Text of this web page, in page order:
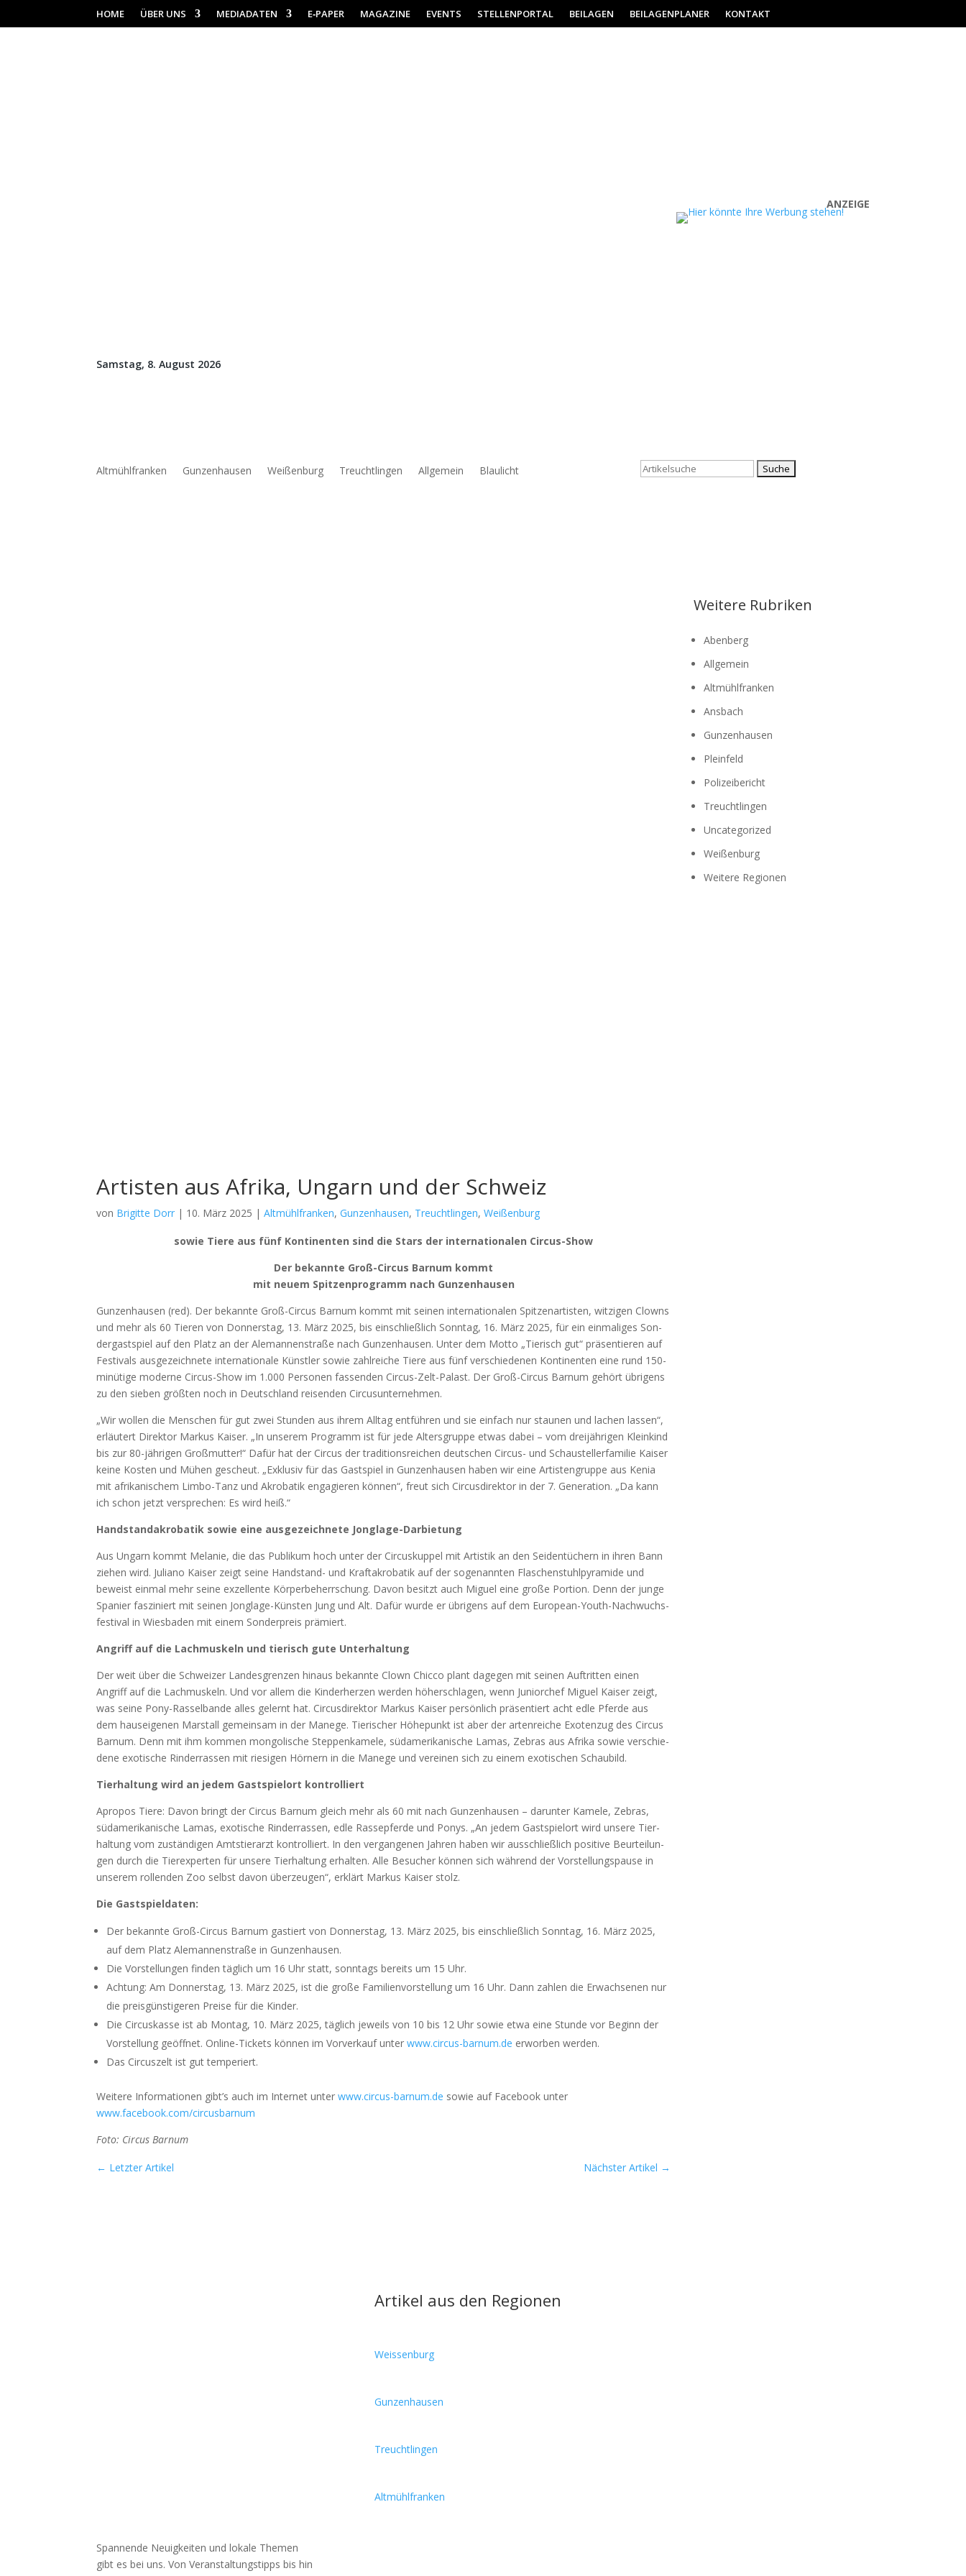
HOME ÜBER UNS MEDIADATEN E‑PAPER MAGAZINE EVENTS STELLENPORTAL BEILAGEN BEILAGENPLANER KONTAKT
Samstag, 8. August 2026
ANZEIGE
Altmühlfranken Gunzenhausen Weißenburg Treuchtlingen Allgemein Blaulicht
Suchen
Artisten aus Afrika, Ungarn und der Schweiz
von Brigitte Dorr | 10. März 2025 |Altmühlfranken,Gunzenhausen, Treuchtlingen,Weißenburg
sowie Tie­re aus fünf Kon­ti­nen­ten sind die Stars der inter­na­tio­na­len Cir­cus-Show
Der bekann­te Groß-Cir­cus Bar­num kommt
mit neu­em Spit­zen­pro­gramm nach Gun­zen­hau­sen
Gun­zen­hau­sen (red). Der bekann­te Groß-Cir­cus Bar­num kommt mit sei­nen inter­na­tio­na­len Spit­zen­ar­tis­ten, wit­zi­gen Clowns
und mehr als 60 Tie­ren von Don­ners­tag, 13. März 2025, bis ein­schließ­lich Sonn­tag, 16. März 2025, für ein ein­ma­li­ges Son­
der­gast­spiel auf den Platz an der Ale­man­nen­stra­ße nach Gun­zen­hau­sen. Unter dem Mot­to „Tie­risch gut“ prä­sen­tie­ren auf
Fes­ti­vals aus­ge­zeich­ne­te inter­na­tio­na­le Künst­ler sowie zahl­rei­che Tie­re aus fünf ver­schie­de­nen Kon­ti­nen­ten eine rund 150-
minü­ti­ge moder­ne Cir­cus-Show im 1.000 Per­so­nen fas­sen­den Cir­cus-Zelt-Palast. Der Groß-Cir­cus Bar­num gehört übri­gens
zu den sie­ben größ­ten noch in Deutsch­land rei­sen­den Cir­cus­un­ter­neh­men.
„Wir wol­len die Men­schen für gut zwei Stun­den aus ihrem All­tag ent­füh­ren und sie ein­fach nur stau­nen und lachen las­sen“,
erläu­tert Direk­tor Mar­kus Kai­ser. „In unse­rem Pro­gramm ist für jede Alters­grup­pe etwas dabei – vom drei­jäh­ri­gen Klein­kind
bis zur 80-jäh­ri­gen Groß­mutter!“ Dafür hat der Cir­cus der tra­di­ti­ons­rei­chen deut­schen Cir­cus- und Schau­stel­ler­fa­mi­lie Kai­ser
kei­ne Kos­ten und Mühen gescheut. „Exklu­siv für das Gast­spiel in Gun­zen­hau­sen haben wir eine Artis­ten­grup­pe aus Kenia
mit afri­ka­ni­schem Lim­bo-Tanz und Akro­ba­tik enga­gie­ren kön­nen“, freut sich Cir­cus­di­rek­tor in der 7. Gene­ra­ti­on. „Da kann
ich schon jetzt ver­spre­chen: Es wird heiß.“
Hand­stand­akro­ba­tik sowie eine aus­ge­zeich­ne­te Jon­gla­ge-Dar­bie­tung
Aus Ungarn kommt Mela­nie, die das Publi­kum hoch unter der Cir­cus­kup­pel mit Artis­tik an den Sei­den­tü­chern in ihren Bann
zie­hen wird. Julia­no Kai­ser zeigt sei­ne Hand­stand- und Kraft­akro­ba­tik auf der soge­nann­ten Fla­schen­stuhl­py­ra­mi­de und
beweist ein­mal mehr sei­ne exzel­len­te Kör­per­be­herr­schung. Davon besitzt auch Miguel eine gro­ße Por­ti­on. Denn der jun­ge
Spa­ni­er fas­zi­niert mit sei­nen Jon­gla­ge-Küns­ten Jung und Alt. Dafür wur­de er übri­gens auf dem Euro­pean-Youth-Nach­wuchs­
fes­ti­val in Wies­ba­den mit einem Son­der­preis prä­miert.
Angriff auf die Lach­mus­keln und tie­risch gute Unter­hal­tung
Der weit über die Schwei­zer Lan­des­gren­zen hin­aus bekann­te Clown Chic­co plant dage­gen mit sei­nen Auf­trit­ten einen
Angriff auf die Lach­mus­keln. Und vor allem die Kin­der­her­zen wer­den höher­schla­gen, wenn Juni­or­chef Miguel Kai­ser zeigt,
was sei­ne Pony-Ras­sel­ban­de alles gelernt hat. Cir­cus­di­rek­tor Mar­kus Kai­ser per­sön­lich prä­sen­tiert acht edle Pfer­de aus
dem haus­ei­ge­nen Mar­stall gemein­sam in der Mane­ge. Tie­ri­scher Höhe­punkt ist aber der arten­rei­che Exo­ten­zug des Cir­cus
Bar­num. Denn mit ihm kom­men mon­go­li­sche Step­pen­ka­me­le, süd­ame­ri­ka­ni­sche Lamas, Zebras aus Afri­ka sowie ver­schie­
de­ne exo­ti­sche Rin­der­ras­sen mit rie­si­gen Hör­nern in die Mane­ge und ver­ei­nen sich zu einem exo­ti­schen Schau­bild.
Tier­hal­tung wird an jedem Gast­spiel­ort kon­trol­liert
Apro­pos Tie­re: Davon bringt der Cir­cus Bar­num gleich mehr als 60 mit nach Gun­zen­hau­sen – dar­un­ter Kame­le, Zebras,
süd­ame­ri­ka­ni­sche Lamas, exo­ti­sche Rin­der­ras­sen, edle Ras­se­pfer­de und Ponys. „An jedem Gast­spiel­ort wird unse­re Tier­
hal­tung vom zustän­di­gen Amts­tier­arzt kon­trol­liert. In den ver­gan­ge­nen Jah­ren haben wir aus­schließ­lich posi­ti­ve Beur­tei­lun­
gen durch die Tier­ex­per­ten für unse­re Tier­hal­tung erhal­ten. Alle Besu­cher kön­nen sich wäh­rend der Vor­stel­lungs­pau­se in
unse­rem rol­len­den Zoo selbst davon über­zeu­gen“, erklärt Mar­kus Kai­ser stolz.
Die Gast­spiel­da­ten:
Der bekann­te Groß-Cir­cus Bar­num gas­tiert von Don­ners­tag, 13. März 2025, bis ein­schließ­lich Sonn­tag, 16. März 2025,
auf dem Platz Ale­man­nen­stra­ße in Gun­zen­hau­sen.
Die Vor­stel­lun­gen fin­den täg­lich um 16 Uhr statt, sonn­tags bereits um 15 Uhr.
Ach­tung: Am Don­ners­tag, 13. März 2025, ist die gro­ße Fami­li­en­vor­stel­lung um 16 Uhr. Dann zah­len die Erwach­se­nen nur
die preis­güns­ti­ge­ren Prei­se für die Kin­der.
Die Cir­cus­kas­se ist ab Mon­tag, 10. März 2025, täg­lich jeweils von 10 bis 12 Uhr sowie etwa eine Stun­de vor Beginn der
Vor­stel­lung geöff­net. Online-Tickets kön­nen im Vor­ver­kauf unterwww.circus-barnum.de erwor­ben wer­den.
Das Cir­cus­zelt ist gut tem­pe­riert.
Wei­te­re Infor­ma­tio­nen gibt’s auch im Inter­net unterwww.circus-barnum.de sowie auf Face­book unter
www.facebook.com/circusbarnum
Foto: Cir­cus Bar­num
← Letzter Artikel Nächster Artikel →
Weitere Rubriken
Abenberg
Allgemein
Altmühlfranken
Ansbach
Gunzenhausen
Pleinfeld
Polizeibericht
Treuchtlingen
Uncategorized
Weißenburg
Weitere Regionen
Spannende Neuigkeiten und lokale Themen
gibt es bei uns. Von Veranstaltungstipps bis hin
Artikel aus den Regionen
Weissenburg
Gunzenhausen
Treuchtlingen
Altmühlfranken